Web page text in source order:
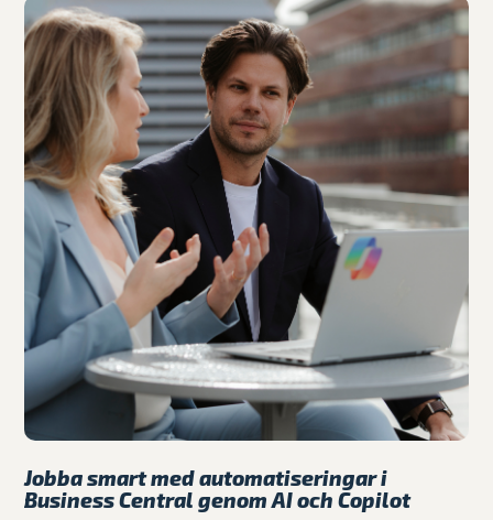
Jobba smart med automatiseringar i
Business Central genom AI och Copilot